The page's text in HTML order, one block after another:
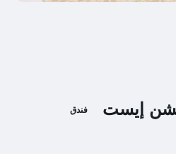
إيست فندق